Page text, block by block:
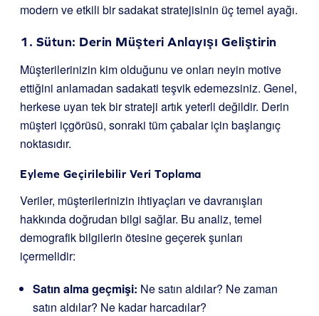
modern ve etkili bir sadakat stratejisinin üç temel ayağı.
1. Sütun: Derin Müşteri Anlayışı Geliştirin
Müşterilerinizin kim olduğunu ve onları neyin motive
ettiğini anlamadan sadakati teşvik edemezsiniz. Genel,
herkese uyan tek bir strateji artık yeterli değildir. Derin
müşteri içgörüsü, sonraki tüm çabalar için başlangıç
noktasıdır.
Eyleme Geçirilebilir Veri Toplama
Veriler, müşterilerinizin ihtiyaçları ve davranışları
hakkında doğrudan bilgi sağlar. Bu analiz, temel
demografik bilgilerin ötesine geçerek şunları
içermelidir:
Satın alma geçmişi: Ne satın aldılar? Ne zaman
satın aldılar? Ne kadar harcadılar?